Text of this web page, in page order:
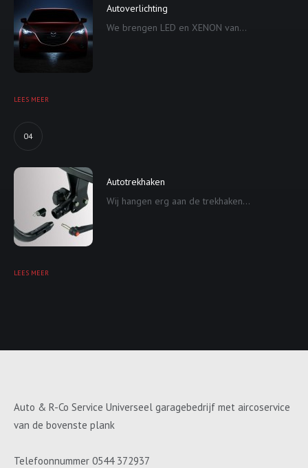
Autoverlichting
We brengen LED en XENON van...
LEES MEER
04
Autotrekhaken
Wij hangen erg aan de trekhaken...
LEES MEER
Auto & R-Co Service Universeel garagebedrijf met aircoservice
van de bovenste plank
Telefoonnummer 0544 372937